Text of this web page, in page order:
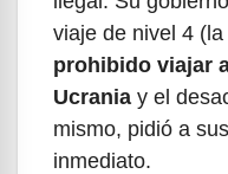
viaje de nivel 4
prohibido viajar
Ucrania y el
mismo, pidió a
inmediato.